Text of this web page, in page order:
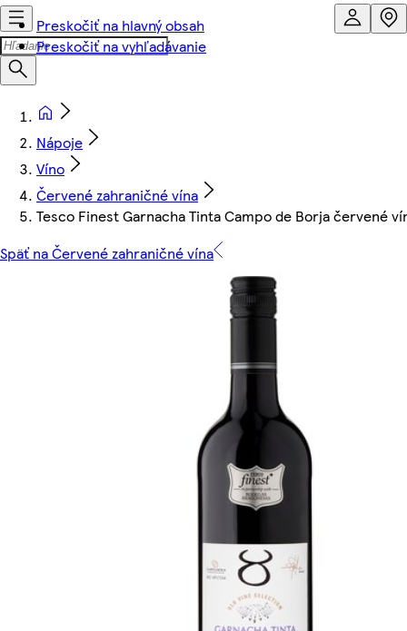
Preskočiť na hlavný obsah
Preskočiť na vyhľadávanie
Nápoje
Víno
Červené zahraničné vína
Tesco Finest Garnacha Tinta Campo de Borja červené
Späť na Červené zahraničné vína